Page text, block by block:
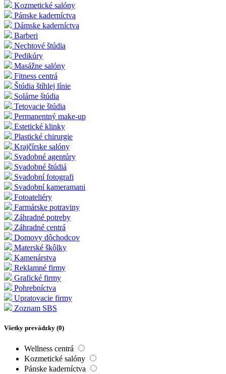
Kozmetické salóny
Pánske kaderníctva
Dámske kaderníctva
Barberi
Nechtové štúdia
Pedikúry
Masážne salóny
Fitness centrá
Štúdia štíhlej línie
Solárne štúdia
Tetovacie štúdia
Permanentný make-up
Estetické klinky
Plastické chirurgie
Krajčírske salóny
Svadobné agentúry
Svadobné štúdiá
Svadobní fotografi
Svadobní kameramani
Fotoateliéry
Farmárske potraviny
Záhradné potreby
Záhradné centrá
Domovy dôchodcov
Materské škôlky
Kamenárstva
Reklamné firmy
Grafické firmy
Pohrebníctva
Upratovacie firmy
Zoznam SBS
Všetky prevádzky (0)
Wellness centrá
Kozmetické salóny
Pánske kaderníctva